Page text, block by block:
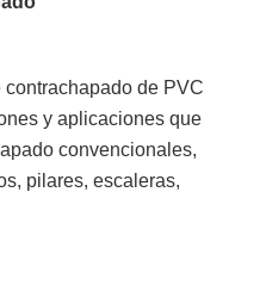
contrachapado de PVC
y aplicaciones que
convencionales,
pilares, escaleras,